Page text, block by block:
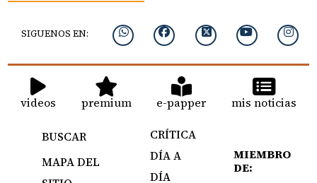
SIGUENOS EN:
videos premium e-papper mis noticias
BUSCAR
MAPA DEL
CRÍTICA
DÍA A
DÍA
MIEMBRO
DE: